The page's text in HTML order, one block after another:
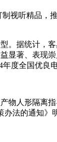
听精品，
据统计，
著、表现
度全国优
形隔离
法的通知